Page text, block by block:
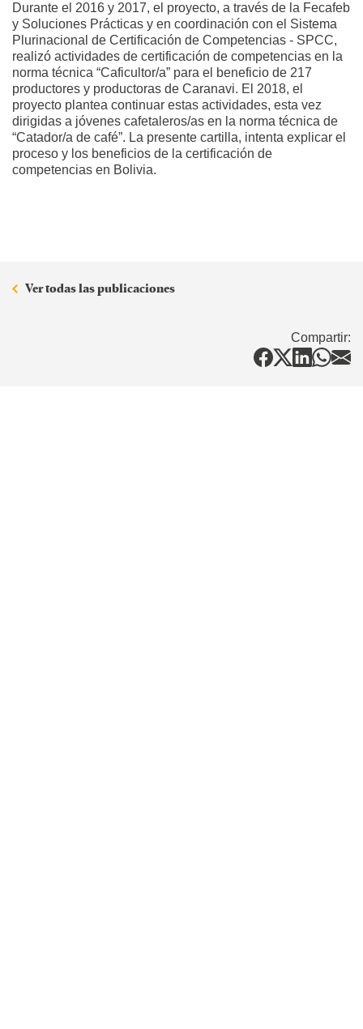
Durante el 2016 y 2017, el proyecto, a través de la Fecafeb
y Soluciones Prácticas y en coordinación con el Sistema
Plurinacional de Certificación de Competencias - SPCC,
realizó actividades de certificación de competencias en la
norma técnica “Caficultor/a” para el beneficio de 217
productores y productoras de Caranavi. El 2018, el
proyecto plantea continuar estas actividades, esta vez
dirigidas a jóvenes cafetaleros/as en la norma técnica de
“Catador/a de café”. La presente cartilla, intenta explicar el
proceso y los beneficios de la certificación de
competencias en Bolivia.
Ver todas las publicaciones
Compartir: